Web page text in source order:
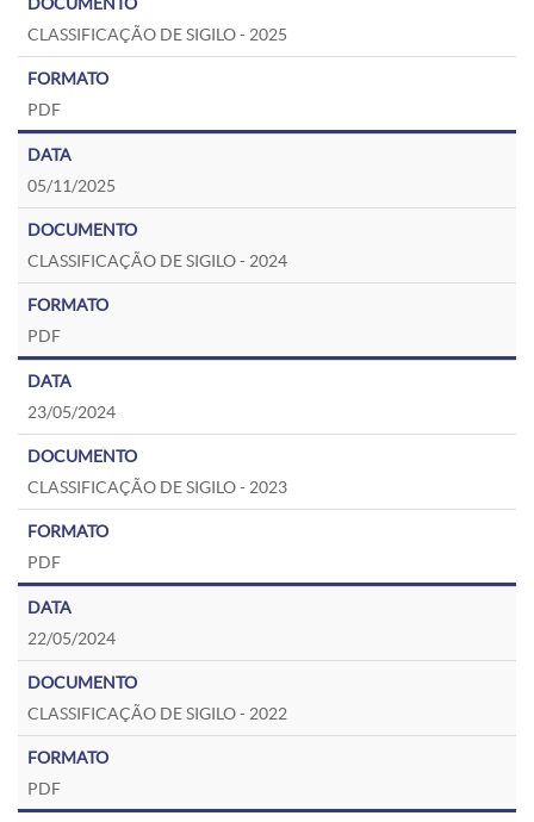
CLASSIFICAÇÃO DE SIGILO - 2025
PDF
05/11/2025
CLASSIFICAÇÃO DE SIGILO - 2024
PDF
23/05/2024
CLASSIFICAÇÃO DE SIGILO - 2023
PDF
22/05/2024
CLASSIFICAÇÃO DE SIGILO - 2022
PDF